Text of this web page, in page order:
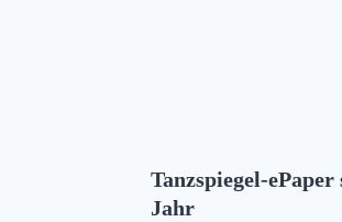
Tanzspiegel-
Jahr